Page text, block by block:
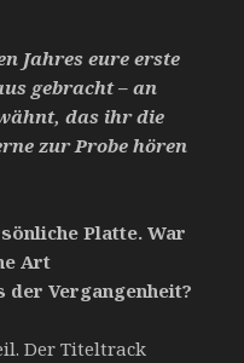
Jahres eure erste
gebracht – an
das ihr die
zur Probe hören
Platte. War
Art
der Vergangenheit?
Der Titeltrack